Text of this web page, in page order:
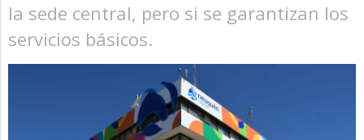
la sede central, pero si se garantizan los
servicios básicos.